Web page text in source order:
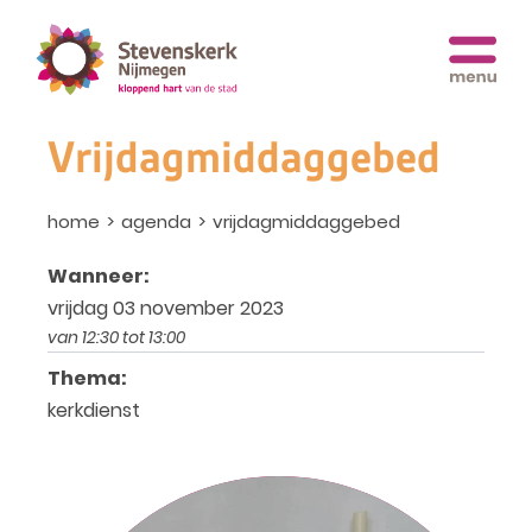
Vrijdagmiddaggebed
home agenda vrijdagmiddaggebed
Wanneer:
vrijdag 03 november 2023
van 12:30 tot 13:00
Thema:
kerkdienst